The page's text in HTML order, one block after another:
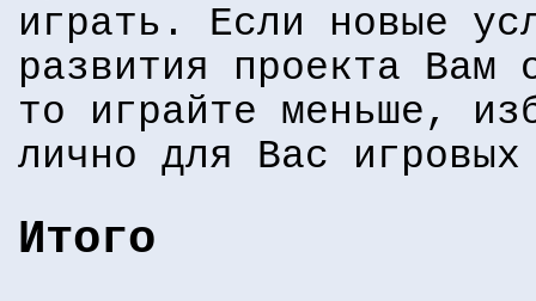
играть. Если новые
развития проекта Вам
то играйте меньше,
лично для Вас
Итого